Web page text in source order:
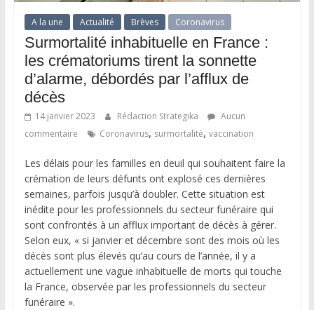
A la une Actualité Brèves Coronavirus
Surmortalité inhabituelle en France :
les crématoriums tirent la sonnette
d’alarme, débordés par l’afflux de
décès
14 janvier 2023 Rédaction Strategika
Aucun
commentaire
Coronavirus, surmortalité, vaccination
Les délais pour les familles en deuil qui souhaitent faire la
crémation de leurs défunts ont explosé ces dernières
semaines, parfois jusqu’à doubler. Cette situation est
inédite pour les professionnels du secteur funéraire qui
sont confrontés à un afflux important de décès à gérer.
Selon eux, « si janvier et décembre sont des mois où les
décès sont plus élevés qu’au cours de l’année, il y a
actuellement une vague inhabituelle de morts qui touche
la France, observée par les professionnels du secteur
funéraire ».